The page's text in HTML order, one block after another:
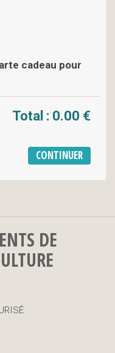
cadeau pour
Total : 0.00 €
DE